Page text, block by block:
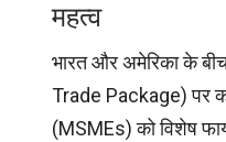
महत्व
भारत और अमेरिका के बीच
Trade Package) पर
(MSMEs) को विशेष